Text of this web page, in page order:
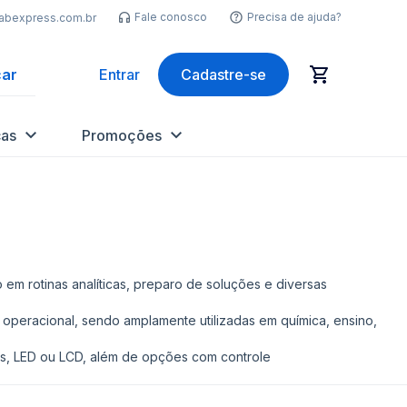
Fale conosco Precisa de ajuda?
Entrar Cadastre-se
Promoções
rotinas analíticas, preparo de soluções e diversas
sendo amplamente utilizadas em química, ensino,
LED ou LCD, além de opções com controle